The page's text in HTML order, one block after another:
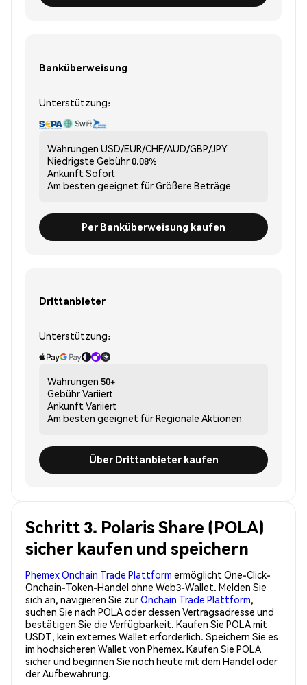
Banküberweisung
Unterstützung:
Währungen USD/EUR/CHF/AUD/GBP/JPY
Niedrigste Gebühr0.08%
Ankunft Sofort
Am besten geeignet fürGrößere Beträge
Per Banküberweisung kaufen
Drittanbieter
Unterstützung:
Währungen 50+
GebührVariiert
Ankunft Variiert
Am besten geeignet fürRegionale Aktionen
Über Drittanbieter kaufen
Schritt 3. Polaris Share (POLA)
sicher kaufen und speichern
Phemex Onchain Trade Plattform ermöglicht One-Click-
Onchain-Token-Handel ohne Web3-Wallet. Melden Sie
sich an, navigieren Sie zurOnchain Trade Plattform,
suchen Sie nach POLA oder dessen Vertragsadresse und
bestätigen Sie die Verfügbarkeit. Kaufen Sie POLA mit
USDT, kein externes Wallet erforderlich. Speichern Sie es
im hochsicheren Wallet von Phemex. Kaufen Sie POLA
sicher und beginnen Sie noch heute mit dem Handel oder
der Aufbewahrung.